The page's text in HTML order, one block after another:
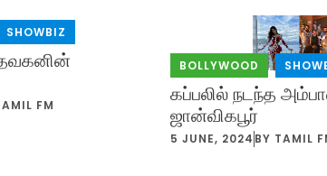
SHOWBIZ
FM
BOLLYWOOD ,
கப்பலில் நடந்த
ஜான்விகபூர்
5 JUNE, 2024 BY TAMIL